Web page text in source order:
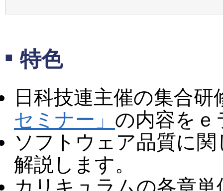
特色
日科技連主催の集合研
セミナー」 の内容をｅ
ソフトウェア品質に
解説します。
カリキュラムの各章